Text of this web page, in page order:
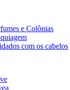
e Colônias
com os cabelos